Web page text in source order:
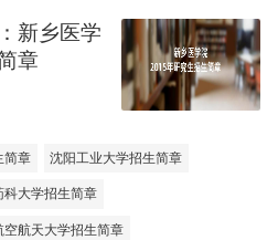
新乡医学
章
简章 沈阳工业大学招生简章
科大学招生简章
空航天大学招生简章